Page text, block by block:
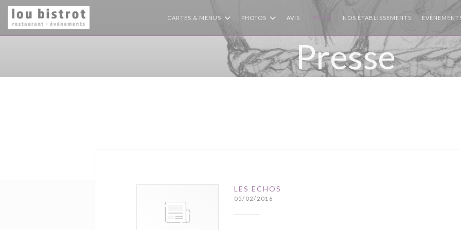
Personnalisation de vos choix en matière de cookies
CARTES & MENUS PHOTOS AVIS PRESSE NOS ÉTABLISSEMENTS
Presse
LES ECHOS
05/02/2016